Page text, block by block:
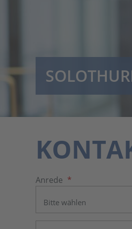
Anrede *